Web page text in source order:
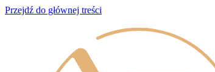
Przejdź do głównej treści